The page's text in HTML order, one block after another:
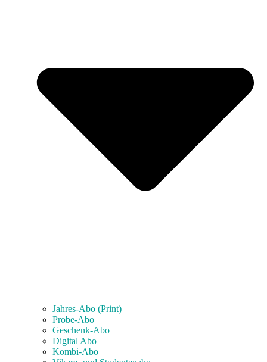
Jahres-Abo (Print)
Probe-Abo
Geschenk-Abo
Digital Abo
Kombi-Abo